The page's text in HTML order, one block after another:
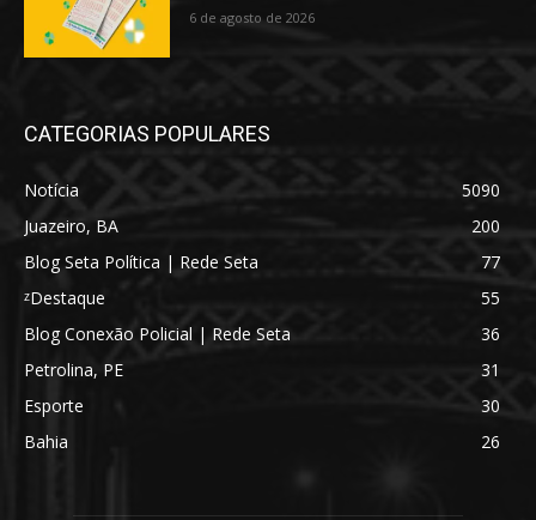
6 de agosto de 2026
CATEGORIAS POPULARES
Notícia
5090
Juazeiro, BA
200
Blog Seta Política | Rede Seta
77
ᶻDestaque
55
Blog Conexão Policial | Rede Seta
36
Petrolina, PE
31
Esporte
30
Bahia
26